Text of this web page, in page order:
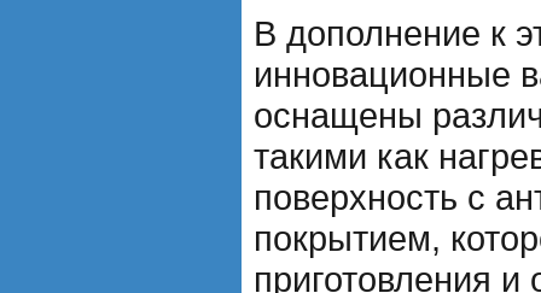
В дополнение к
инновационные
оснащены
такими как
поверхность с
покрытием,
приготовления и